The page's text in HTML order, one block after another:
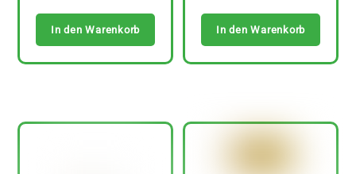
In den Warenkorb In den Warenkorb